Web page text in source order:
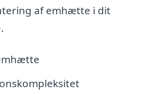
af emhætte i dit